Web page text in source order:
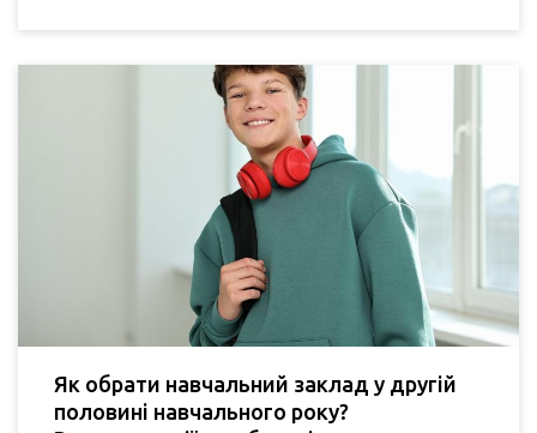
Як обрати навчальний заклад у другій
половині навчального року?